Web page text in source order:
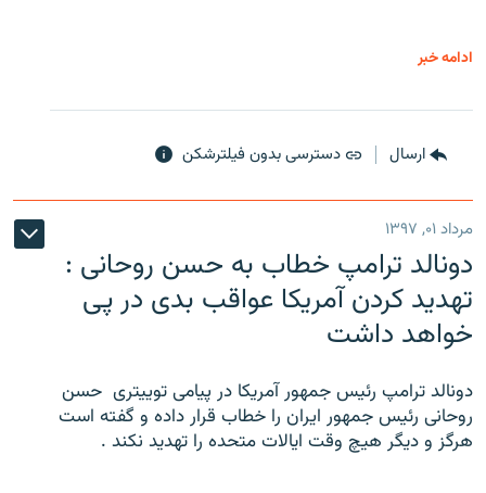
ادامه خبر
ارسال دسترسی بدون فیلترشکن
مرداد ۰۱, ۱۳۹۷
دونالد ترامپ خطاب به حسن روحانی :
تهدید کردن آمریکا عواقب بدی در پی
خواهد داشت
دونالد ترامپ رئیس جمهور آمریکا در پیامی توییتری ‌ حسن
روحانی رئیس جمهور ایران را خطاب قرار داده و گفته است
هرگز و دیگر هیچ وقت ایالات متحده را تهدید نکند .